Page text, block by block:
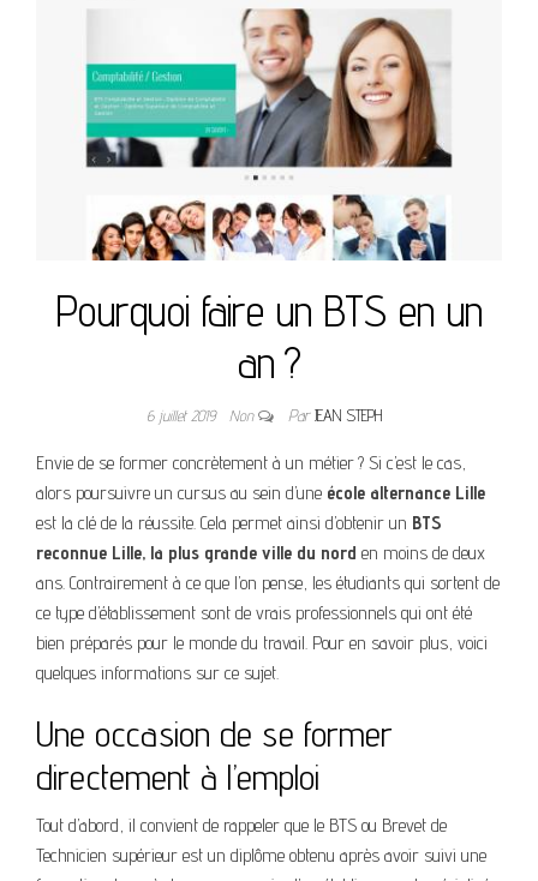
Pourquoi faire un BTS en un
an ?
6 juillet 2019 Non ParJEAN STEPH
Envie de se former concrètement à un métier ? Si c’est le cas,
alors poursuivre un cursus au sein d’une école alternance Lille
est la clé de la réussite. Cela permet ainsi d’obtenir un BTS
reconnue Lille, la plus grande ville du nord en moins de deux
ans. Contrairement à ce que l’on pense, les étudiants qui sortent de
ce type d’établissement sont de vrais professionnels qui ont été
bien préparés pour le monde du travail. Pour en savoir plus, voici
quelques informations sur ce sujet.
Une occasion de se former
directement à l’emploi
Tout d’abord, il convient de rappeler que le BTS ou Brevet de
Technicien supérieur est un diplôme obtenu après avoir suivi une